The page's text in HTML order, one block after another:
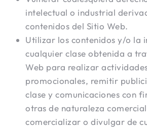
intelectual o industrial
contenidos del Sitio Web.
Utilizar los contenidos y/o la
cualquier clase obtenida a
Web para realizar
promocionales, remitir
clase y comunicaciones con
otras de naturaleza
comercializar o divulgar de